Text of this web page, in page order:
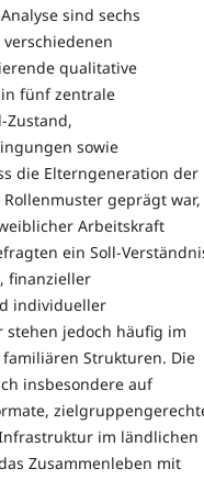
sind sechs
qualitative
fünf zentrale
Zustand,
sowie
die Elterngeneration der
geprägt war,
Arbeitskraft
ein Soll-
finanzieller
individueller
stehen jedoch häufig im
Strukturen. Die
insbesondere auf
im ländlichen
Zusammenleben mit